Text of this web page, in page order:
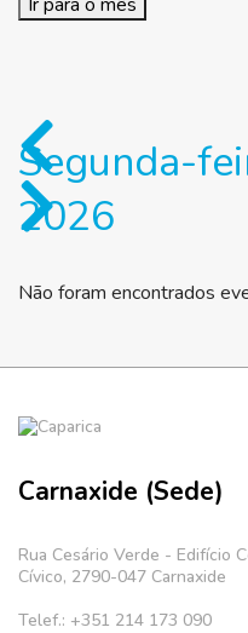
Segunda-
2026
Não foram encontrados
Carnaxide (Sede)
Rua Cesário Verde - Edifício
Cívico, 2790-047 Carnaxide
Telef.: +351 214 173 090